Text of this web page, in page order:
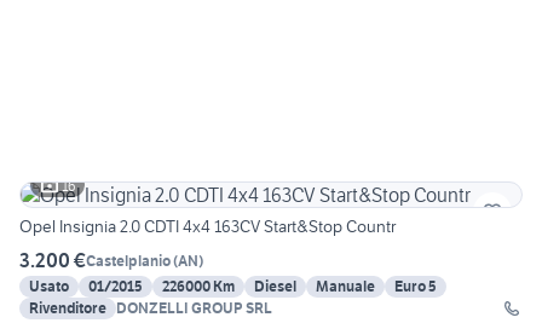
16
Opel Insignia 2.0 CDTI 4x4 163CV Start&Stop Countr
3.200 €Castelplanio(AN)
Usato
01/2015 226000 Km Diesel Manuale
Euro 5
Rivenditore DONZELLI GROUP SRL